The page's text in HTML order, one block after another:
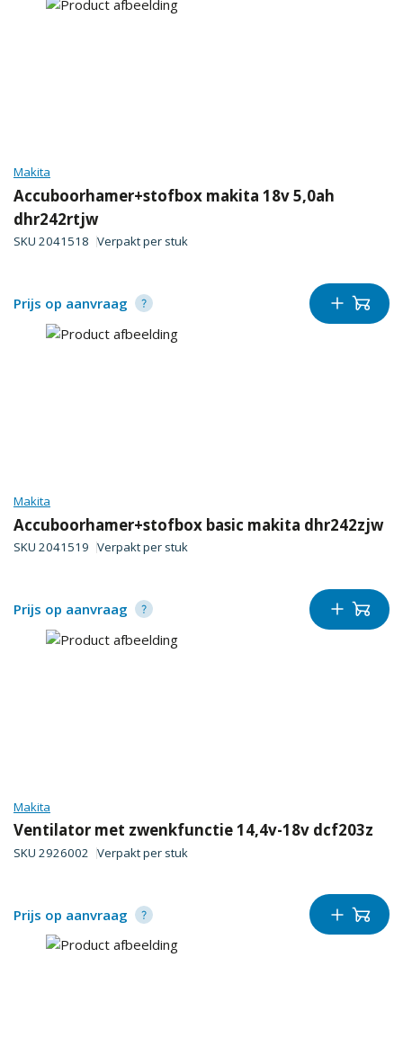
Makita
Accuboorhamer+stofbox makita 18v 5,0ah
dhr242rtjw
SKU 2041518 Verpakt per stuk
Prijs op aanvraag
Makita
Accuboorhamer+stofbox basic makita dhr242zjw
SKU 2041519 Verpakt per stuk
Prijs op aanvraag
Makita
Ventilator met zwenkfunctie 14,4v-18v dcf203z
SKU 2926002 Verpakt per stuk
Prijs op aanvraag